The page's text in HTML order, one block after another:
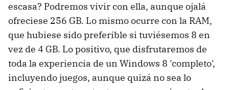
escasa? Podremos vivir con ella, aunque ojalá
ofreciese 256 GB. Lo mismo ocurre con la RAM,
que hubiese sido preferible si tuviésemos 8 en
vez de 4 GB. Lo positivo, que disfrutaremos de
toda la experiencia de un Windows 8 'completo',
incluyendo juegos, aunque quizá no sea lo